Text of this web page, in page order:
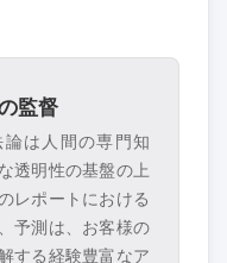
監督
は人間の専門知
透明性の基盤の上
レポートにおける
予測は、お客様の
する経験豊富なア